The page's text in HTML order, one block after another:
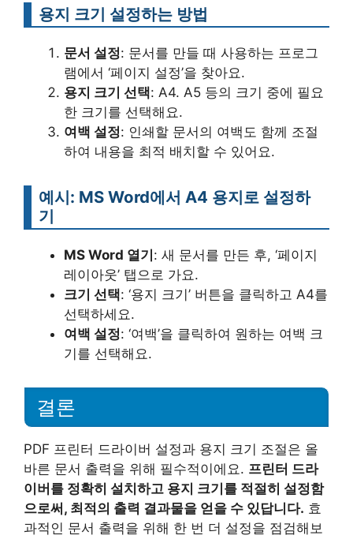
용지 크기 설정하는 방법
문서 설정: 문서를 만들 때 사용하는 프로그
램에서 ‘페이지 설정’을 찾아요.
용지 크기 선택: A4. A5 등의 크기 중에 필요
한 크기를 선택해요.
여백 설정: 인쇄할 문서의 여백도 함께 조절
하여 내용을 최적 배치할 수 있어요.
예시: MS Word에서 A4 용지로 설정하
기
MS Word 열기 : 새 문서를 만든 후, ‘페이지
레이아웃’ 탭으로 가요.
크기 선택: ‘용지 크기’ 버튼을 클릭하고 A4를
선택하세요.
여백 설정: ‘여백’을 클릭하여 원하는 여백 크
기를 선택해요.
결론
PDF 프린터 드라이버 설정과 용지 크기 조절은 올
바른 문서 출력을 위해 필수적이에요. 프린터 드라
이버를 정확히 설치하고 용지 크기를 적절히 설정함
으로써, 최적의 출력 결과물을 얻을 수 있답니다. 효
과적인 문서 출력을 위해 한 번 더 설정을 점검해보